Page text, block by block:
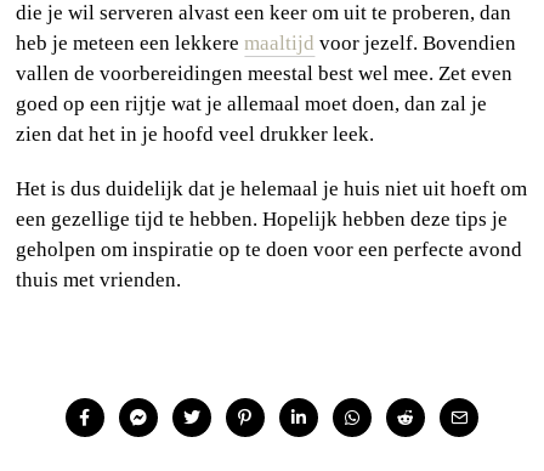
die je wil serveren alvast een keer om uit te proberen, dan
heb je meteen een lekkeremaaltijd voor jezelf. Bovendien
vallen de voorbereidingen meestal best wel mee. Zet even
goed op een rijtje wat je allemaal moet doen, dan zal je
zien dat het in je hoofd veel drukker leek.
Het is dus duidelijk dat je helemaal je huis niet uit hoeft om
een gezellige tijd te hebben. Hopelijk hebben deze tips je
geholpen om inspiratie op te doen voor een perfecte avond
thuis met vrienden.